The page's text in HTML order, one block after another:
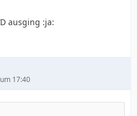
ausging :ja:
17:40